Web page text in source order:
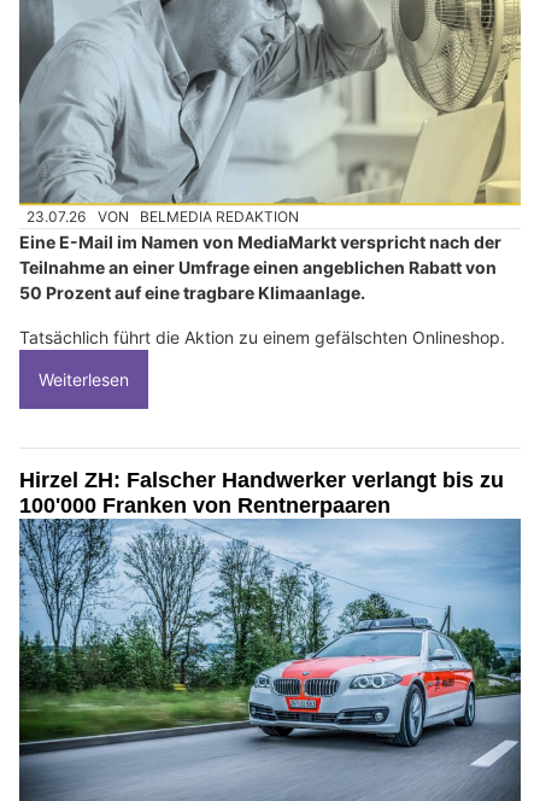
23.07.26 VON BELMEDIA REDAKTION
Eine E-Mail im Namen von MediaMarkt verspricht nach der
Teilnahme an einer Umfrage einen angeblichen Rabatt von
50 Prozent auf eine tragbare Klimaanlage.
Tatsächlich führt die Aktion zu einem gefälschten Onlineshop.
Weiterlesen
Hirzel ZH: Falscher Handwerker verlangt bis zu
100'000 Franken von Rentnerpaaren